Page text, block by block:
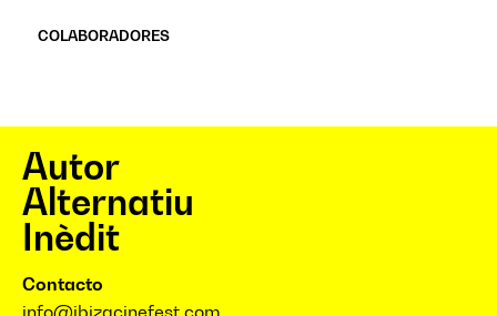
COLABORADORES
Autor
Alternatiu
Inèdit
Contacto
info@ibizacinefest.com